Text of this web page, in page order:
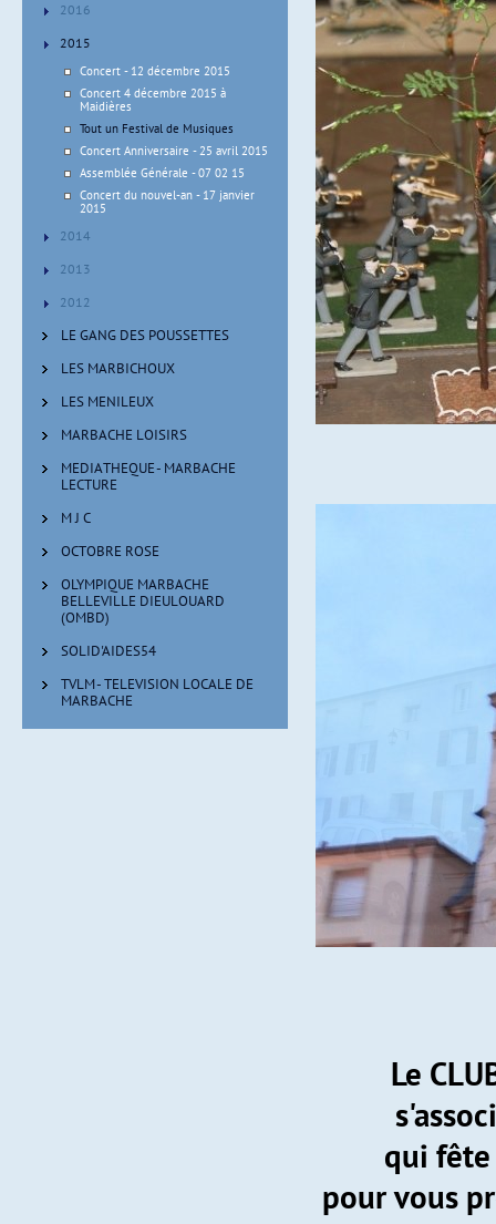
2016
2015
Concert - 12 décembre 2015
Concert 4 décembre 2015 à
Maidières
Tout un Festival de Musiques
Concert Anniversaire - 25 avril 2015
Assemblée Générale - 07 02 15
Concert du nouvel-an - 17 janvier
2015
2014
2013
2012
LE GANG DES POUSSETTES
LES MARBICHOUX
LES MENILEUX
MARBACHE LOISIRS
MEDIATHEQUE - MARBACHE
LECTURE
M J C
OCTOBRE ROSE
OLYMPIQUE MARBACHE
BELLEVILLE DIEULOUARD
(OMBD)
SOLID'AIDES54
TVLM - TELEVISION LOCALE DE
MARBACHE
EXPOSITION "LES
Concert Gospel Mississipi
Le
qui
pour vous